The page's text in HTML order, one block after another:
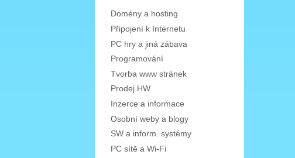
Domény a hosting
Připojení k Internetu
PC hry a jiná zábava
Programování
Tvorba www stránek
Prodej HW
Inzerce a informace
Osobní weby a blogy
SW a inform. systémy
PC sítě a Wi-Fi